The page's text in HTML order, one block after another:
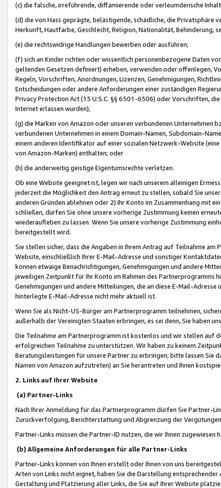
(c) die falsche, irreführende, diffamierende oder verleumderische
(d) die von Hass geprägte, belästigende, schädliche, die Privatsphäre
Herkunft, Hautfarbe, Geschlecht, Religion, Nationalität, Behinderung,
(e) die rechtswidrige Handlungen bewerben oder ausführen;
(f) sich an Kinder richten oder wissentlich personenbezogene Daten
geltenden Gesetzen definiert) erheben, verwenden oder offenlegen,
Regeln, Vorschriften, Anordnungen, Lizenzen, Genehmigungen,
Entscheidungen oder andere Anforderungen einer zuständigen
Privacy Protection Act (15 U.S.C. §§ 6501-6506) oder Vorschriften,
Internet erlassen wurden);
(g) die Marken von Amazon oder unseren verbundenen Unternehmen
verbundenen Unternehmen in einem Domain-Namen, Subdomain-
einem anderen Identifikator auf einer sozialen Netzwerk-Website
von Amazon-Marken) enthalten; oder
(h) die anderweitig geistige Eigentumsrechte verletzen.
Ob eine Website geeignet ist, legen wir nach unserem alleinigen
jederzeit die Möglichkeit den Antrag erneut zu stellen, sobald Sie
anderen Gründen ablehnen oder 2) Ihr Konto im Zusammenhang mit
schließen, dürfen Sie ohne unsere vorherige Zustimmung keinen
wiederaufleben zu lassen. Wenn Sie unsere vorherige Zustimmung
bereitgestellt wird.
Sie stellen sicher, dass die Angaben in Ihrem Antrag auf Teilnahme
Website, einschließlich Ihrer E-Mail-Adresse und sonstiger
können etwaige Benachrichtigungen, Genehmigungen und andere
jeweiligen Zeitpunkt für Ihr Konto im Rahmen des Partnerprogramms
Genehmigungen und andere Mitteilungen, die an diese E-Mail-
hinterlegte E-Mail-Adresse nicht mehr aktuell ist.
Wenn Sie als Nicht-US-Bürger am Partnerprogramm teilnehmen,
außerhalb der Vereinigten Staaten erbringen, es sei denn, Sie haben
Die Teilnahme am Partnerprogramm ist kostenlos und wir stellen auf
erfolgreichen Teilnahme zu unterstützen. Wir haben zu keinem
Beratungsleistungen für unsere Partner zu erbringen; bitte lassen Sie
Namen von Amazon aufzutreten) an Sie herantreten und Ihnen
2. Links auf Ihrer Website
(a) Partner-Links
Nach Ihrer Anmeldung für das Partnerprogramm dürfen Sie Partner-
Zurückverfolgung, Berichterstattung und Abgrenzung der
Partner-Links müssen die Partner-ID nutzen, die wir Ihnen zugewiesen
(b) Allgemeine Anforderungen für alle Partner-Links
Partner-Links können von Ihnen erstellt oder Ihnen von uns
Arten von Links nicht eignet, haben Sie die Darstellung
Gestaltung und Platzierung aller Links, die Sie auf Ihrer Website